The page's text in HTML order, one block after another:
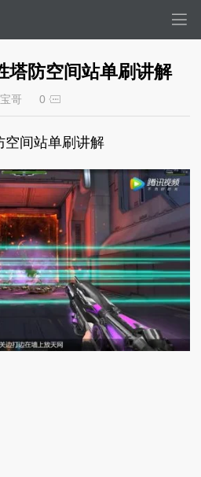
塔防空间站单刷讲解
哥 0
空间站单刷讲解